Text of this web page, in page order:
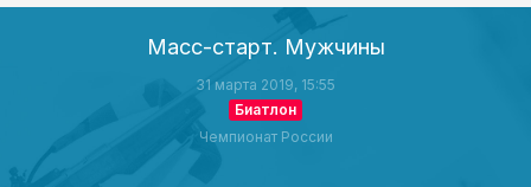
Масс-старт. Мужчины
31 марта 2019, 15:55
Биатлон
Чемпионат России